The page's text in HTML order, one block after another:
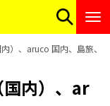
）、aruco 国内、島旅、
内）、ar